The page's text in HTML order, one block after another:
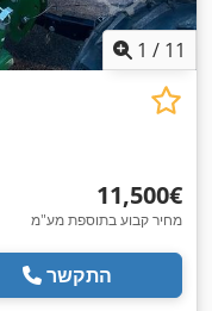
1 / 11
‏11,500 ‏€
מחיר קבוע בתוספת מע"מ
התקשר